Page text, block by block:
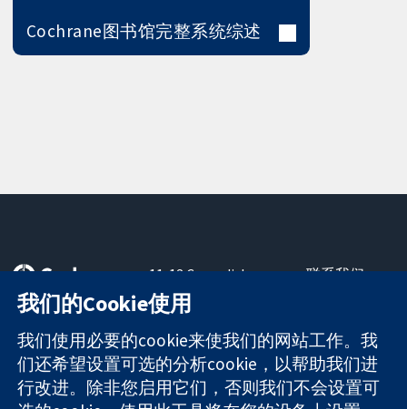
Cochrane图书馆完整系统综述
可信任的证据
知情决定
更完善的医疗健
康
11-13 Cavendish
Square
London
W1G 0AN
United Kingdom
联系我们
关于我们
工作机会
Cochrane
Library
我们的Cookie使用
我们使用必要的cookie来使我们的网站工作。我
们还希望设置可选的分析cookie，以帮助我们进
行改进。除非您启用它们，否则我们不会设置可